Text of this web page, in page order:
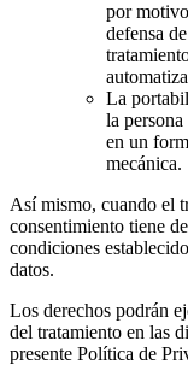
por
defensa
La
la
en un
mecánica.
Así mismo, cuando el
consentimiento tiene
condiciones
datos.
Los derechos podrán
del tratamiento en las
presente Política de